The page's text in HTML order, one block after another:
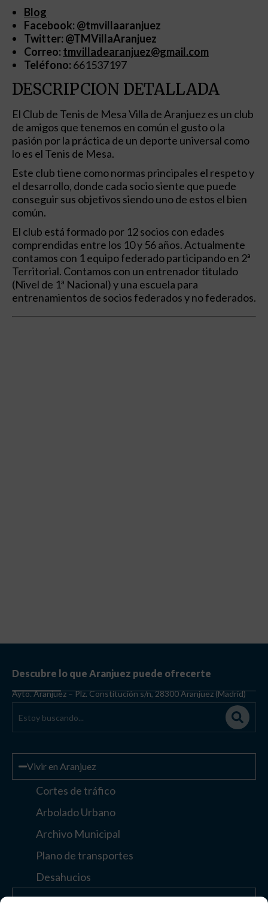
Blog
Facebook: @tmvillaaranjuez
Twitter: @TMVillaAranjuez
Correo: tmvilladearanjuez@gmail.com
Teléfono: 661537197
DESCRIPCION DETALLADA
El Club de Tenis de Mesa Villa de Aranjuez es un club
de amigos que tenemos en común el gusto o la
pasión por la práctica de un deporte universal como
lo es el Tenis de Mesa.
Este club tiene como normas principales el respeto y
el desarrollo, donde cada socio siente que puede
conseguir sus objetivos siendo uno de estos el bien
común.
El club está formado por 12 socios con edades
comprendidas entre los 10 y 56 años. Actualmente
contamos con 1 equipo federado participando en 2ª
Territorial. Contamos con un entrenador titulado
(Nivel de 1ª Nacional) y una escuela para
entrenamientos de socios federados y no federados.
Descubre lo que Aranjuez puede ofrecerte
Ayto. Aranjuez – Plz. Constitución s/n, 28300 Aranjuez (Madrid)
Vivir en Aranjuez
Cortes de tráfico
Arbolado Urbano
Archivo Municipal
Plano de transportes
Desahucios
Enlaces de interés